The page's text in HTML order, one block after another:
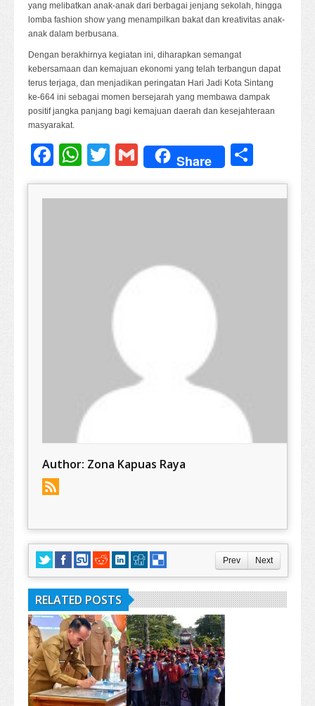
yang melibatkan anak-anak dari berbagai jenjang sekolah, hingga
lomba fashion show yang menampilkan bakat dan kreativitas anak-
anak dalam berbusana.
Dengan berakhirnya kegiatan ini, diharapkan semangat
kebersamaan dan kemajuan ekonomi yang telah terbangun dapat
terus terjaga, dan menjadikan peringatan Hari Jadi Kota Sintang
ke-664 ini sebagai momen bersejarah yang membawa dampak
positif jangka panjang bagi kemajuan daerah dan kesejahteraan
masyarakat.
Facebook
WhatsApp
TwitterGmail
Share
Author: Zona Kapuas Raya
Prev Next
RELATED POSTS